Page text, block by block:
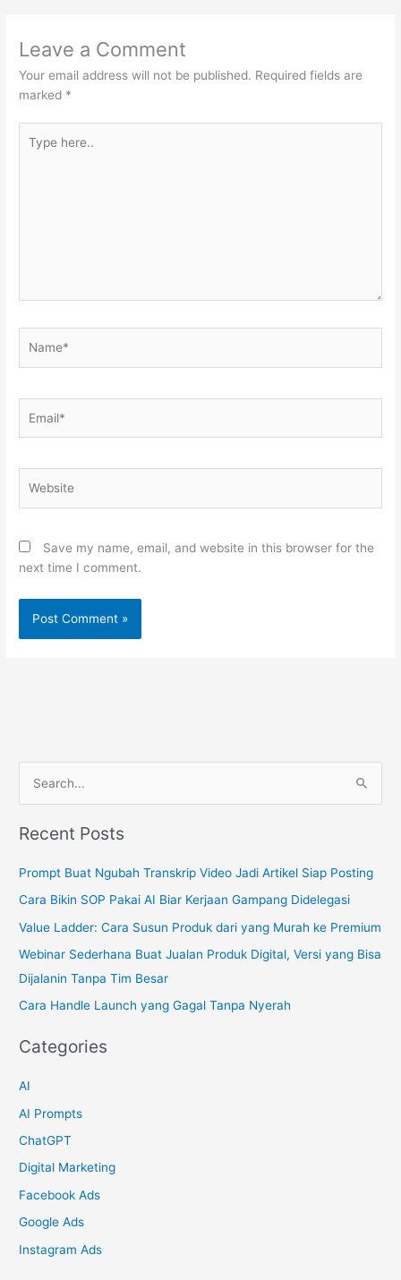
Leave a Comment
Your email address will not be published. Required fields are
marked *
here..
Save my name, email, and website in this browser for the
next time I comment.
c
h
Recent Posts
Prompt Buat Ngubah Transkrip Video Jadi Artikel Siap Posting
Cara Bikin SOP Pakai AI Biar Kerjaan Gampang Didelegasi
Value Ladder: Cara Susun Produk dari yang Murah ke Premium
Webinar Sederhana Buat Jualan Produk Digital, Versi yang Bisa
Dijalanin Tanpa Tim Besar
Cara Handle Launch yang Gagal Tanpa Nyerah
Categories
AI
AI Prompts
ChatGPT
Digital Marketing
Facebook Ads
Google Ads
Instagram Ads